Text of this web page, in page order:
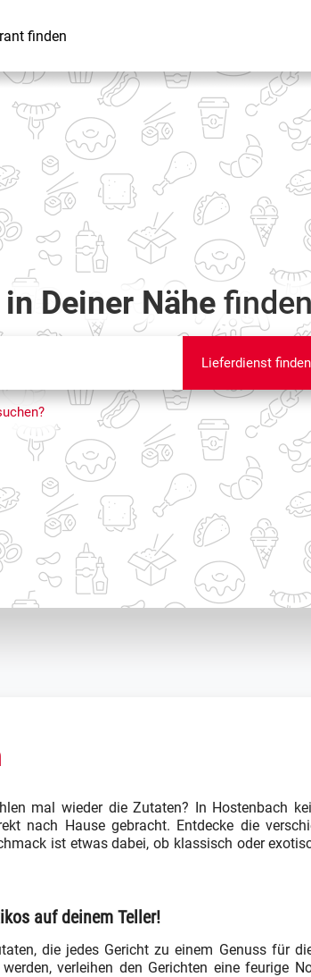
finden
in Deiner Nähefinden
Lieferdienst finden
mal wieder die Zutaten? In Hostenbach
nach Hause gebracht. Entdecke die
ist etwas dabei, ob klassisch oder
auf deinem Teller!
die jedes Gericht zu einem Genuss für
verleihen den Gerichten eine feurige